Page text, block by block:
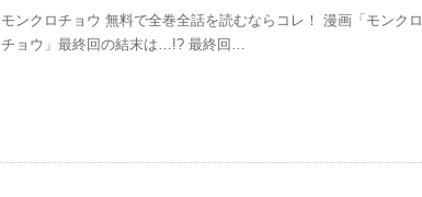
モンクロチョウ 無料で全巻全話を読むならコレ！ 漫画「モンクロ
チョウ」最終回の結末は…!? 最終回…